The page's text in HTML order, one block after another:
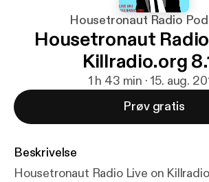
Housetronaut Radio
Housetronaut
Killradio.org
1 h 43 min · 15. aug.
Prøv gratis
Beskrivelse
Housetronaut Radio Live on